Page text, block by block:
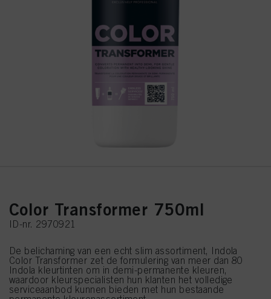
Color Transformer 750ml
ID-nr. 2970921
De belichaming van een echt slim assortiment, Indola
Color Transformer zet de formulering van meer dan 80
Indola kleurtinten om in demi-permanente kleuren,
waardoor kleurspecialisten hun klanten het volledige
serviceaanbod kunnen bieden met hun bestaande